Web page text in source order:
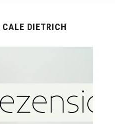
CALE DIETRICH